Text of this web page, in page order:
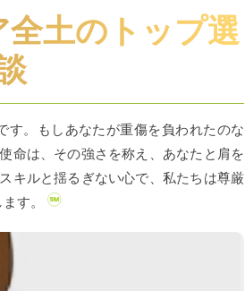
土のトップ選
。もしあなたが重傷を負われたのな
命は、その強さを称え、あなたと肩を
キルと揺るぎない心で、私たちは尊厳
す。